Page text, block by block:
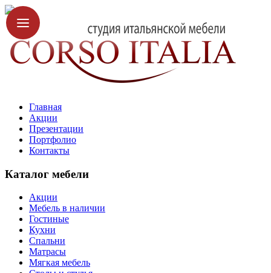
Главная
Акции
Презентации
Портфолио
Контакты
Каталог мебели
Акции
Мебель в наличии
Гостиные
Кухни
Спальни
Матрасы
Мягкая мебель